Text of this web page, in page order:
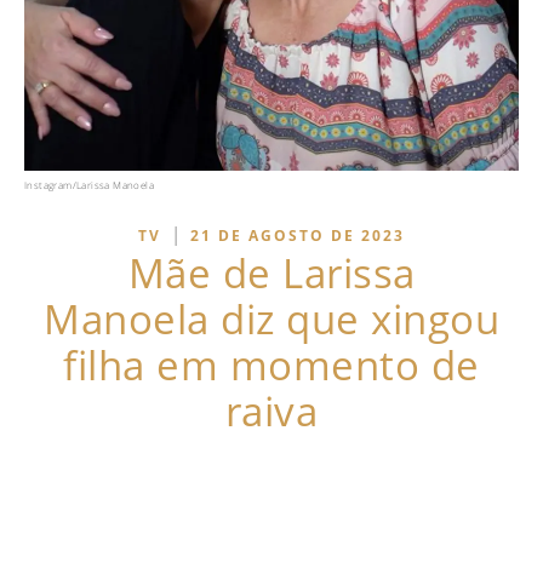
Instagram/Larissa Manoela
TV | 21 DE AGOSTO DE 2023
Mãe de Larissa
Manoela diz que xingou
filha em momento de
raiva